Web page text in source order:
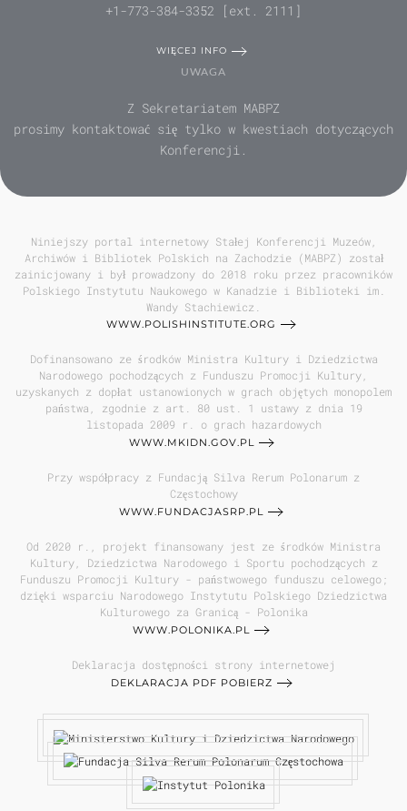
+1-773-384-3352 [ext. 2111]
WIĘCEJ INFO
UWAGA
Z Sekretariatem MABPZ
prosimy kontaktować się tylko w kwestiach dotyczących
Konferencji.
Niniejszy portal internetowy Stałej Konferencji Muzeów,
Archiwów i Bibliotek Polskich na Zachodzie (MABPZ) został
zainicjowany i był prowadzony do 2018 roku przez pracowników
Polskiego Instytutu Naukowego w Kanadzie i Biblioteki im.
Wandy Stachiewicz.
WWW.POLISHINSTITUTE.ORG
Dofinansowano ze środków Ministra Kultury i Dziedzictwa
Narodowego pochodzących z Funduszu Promocji Kultury,
uzyskanych z dopłat ustanowionych w grach objętych monopolem
państwa, zgodnie z art. 80 ust. 1 ustawy z dnia 19
listopada 2009 r. o grach hazardowych
WWW.MKIDN.GOV.PL
Przy współpracy z Fundacją Silva Rerum Polonarum z
Częstochowy
WWW.FUNDACJASRP.PL
Od 2020 r., projekt finansowany jest ze środków Ministra
Kultury, Dziedzictwa Narodowego i Sportu pochodzących z
Funduszu Promocji Kultury - państwowego funduszu celowego;
dzięki wsparciu Narodowego Instytutu Polskiego Dziedzictwa
Kulturowego za Granicą - Polonika
WWW.POLONIKA.PL
Deklaracja dostępności strony internetowej
DEKLARACJA PDF POBIERZ